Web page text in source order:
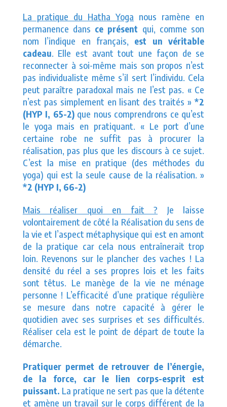
La pratique du Hatha Yoga nous ramène en
permanence dans ce présent qui, comme son
nom l’indique en français, est un véritable
cadeau. Elle est avant tout une façon de se
reconnecter à soi-même mais son propos n’est
pas individualiste même s’il sert l’individu. Cela
peut paraître paradoxal mais ne l’est pas. « Ce
n’est pas simplement en lisant des traités »*2
(HYP I, 65-2)que nous comprendrons ce qu’est
le yoga mais en pratiquant. « Le port d’une
certaine robe ne suffit pas à procurer la
réalisation, pas plus que les discours à ce sujet.
C’est la mise en pratique (des méthodes du
yoga) qui est la seule cause de la réalisation. »
*2 (HYP I, 66-2)
Mais réaliser quoi en fait ? Je laisse
volontairement de côté la Réalisation du sens de
la vie et l’aspect métaphysique qui est en amont
de la pratique car cela nous entraînerait trop
loin. Revenons sur le plancher des vaches ! La
densité du réel a ses propres lois et les faits
sont têtus. Le manège de la vie ne ménage
personne ! L’efficacité d’une pratique régulière
se mesure dans notre capacité à gérer le
quotidien avec ses surprises et ses difficultés.
Réaliser cela est le point de départ de toute la
démarche.
Pratiquer permet de retrouver de l’énergie,
de la force, car le lien corps-esprit est
puissant. La pratique ne sert pas que la détente
et amène un travail sur le corps différent de la